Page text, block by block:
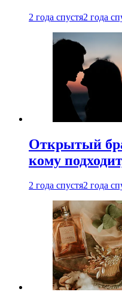
2 года спустя2 года
Открытый
кому
2 года спустя2 года